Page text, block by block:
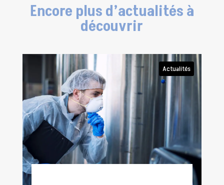
Encore plus d’actualités à
découvrir
Actualités